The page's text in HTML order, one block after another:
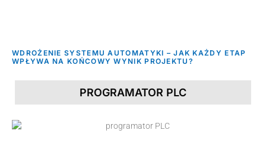
WDROŻENIE SYSTEMU AUTOMATYKI – JAK KAŻDY ETAP
WPŁYWA NA KOŃCOWY WYNIK PROJEKTU?
PROGRAMATOR PLC